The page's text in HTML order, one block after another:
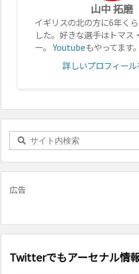
山中 拓磨
イギリスの北の方に6年く
した。好きな選手はトマス
ー。Youtubeもやってます。
詳しいプロフィール
広告
Twitterでもアーセナル情